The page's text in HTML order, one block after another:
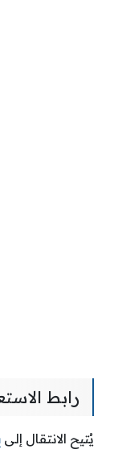
رابط
يُتيح الانتقال إلى